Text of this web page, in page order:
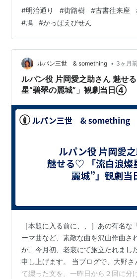
に数千冊の書物が残された。ご遺族
たる妹さんが、途方に暮れていらっ
とかしてやれないかとのご相談だ。
た用向きが他にもないではなし、と
来座さんへと急いだ。 往来へ向けて
晒し棚に、ポプラ社刊の『怪盗ルパ
#明治通り #街路樹 #古書往来座
#鳩 #かっぱえびせん
ルパン三世 & something • 3ヶ月
ルパン役 片岡愛之助さん 魅せ
星“碧翠の麗城”」観劇当日④
［本題に入る前に、、］あの有名な
ーマ曲など、素敵な曲を沢山作曲さ
が、今月初、老衰にて旅立たれまし
申し上げます。 当ブログで、大野
て綴った文を、一昨日から２回に分